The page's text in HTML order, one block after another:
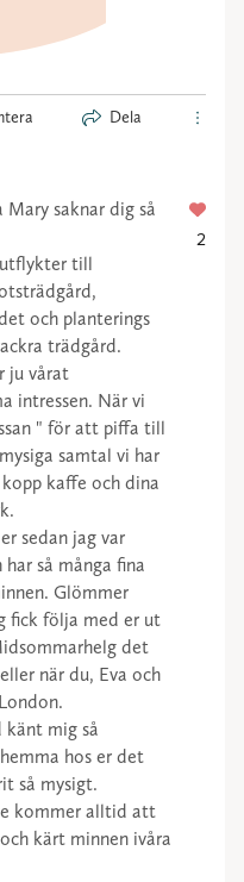
Dela
Mary saknar dig så
utflykter till
och planterings
trädgård.
ju vårat
intressen. När vi
" för att piffa till
samtal vi har
kaffe och dina
sedan jag var
så många fina
Glömmer
fick följa med er ut
det
när du, Eva och
känt mig så
hos er det
så mysigt.
kommer alltid att
kärt minnen ivåra
2